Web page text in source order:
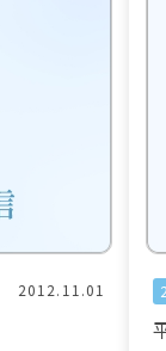
2012.11.01